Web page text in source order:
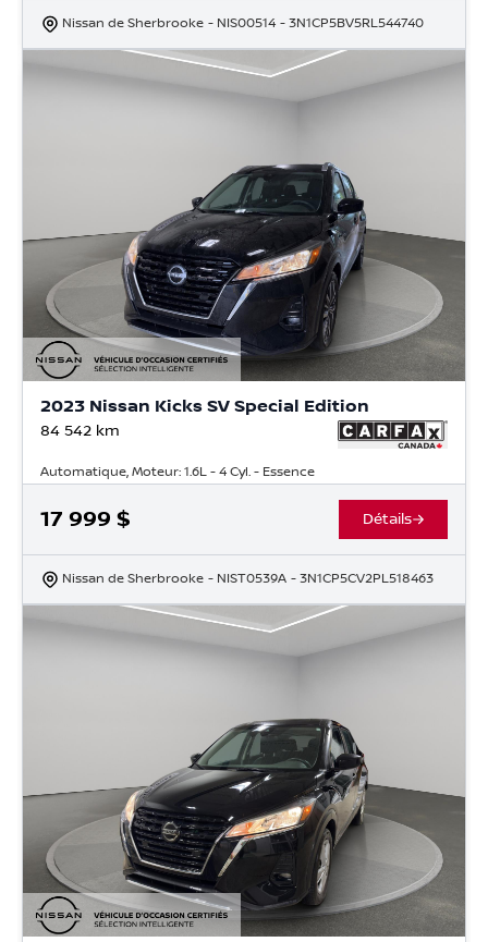
Nissan de Sherbrooke - NIS00514 - 3N1CP5BV5RL544740
2023 Nissan Kicks SV Special Edition
84 542 km
Automatique, Moteur: 1.6L - 4 Cyl. - Essence
17 999 $ Détails
Nissan de Sherbrooke - NIST0539A - 3N1CP5CV2PL518463